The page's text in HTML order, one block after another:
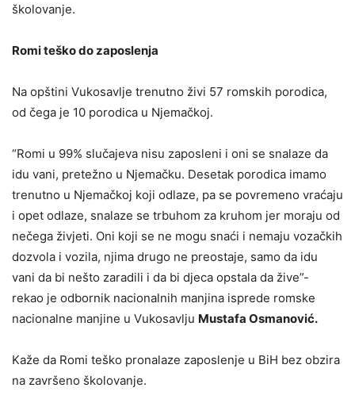
školovanje.
Romi teško do zaposlenja
Na opštini Vukosavlje trenutno živi 57 romskih porodica,
od čega je 10 porodica u Njemačkoj.
“Romi u 99% slučajeva nisu zaposleni i oni se snalaze da
idu vani, pretežno u Njemačku. Desetak porodica imamo
trenutno u Njemačkoj koji odlaze, pa se povremeno vraćaju
i opet odlaze, snalaze se trbuhom za kruhom jer moraju od
nečega živjeti. Oni koji se ne mogu snaći i nemaju vozačkih
dozvola i vozila, njima drugo ne preostaje, samo da idu
vani da bi nešto zaradili i da bi djeca opstala da žive”-
rekao je odbornik nacionalnih manjina isprede romske
nacionalne manjine u Vukosavlju Mustafa Osmanović.
Kaže da Romi teško pronalaze zaposlenje u BiH bez obzira
na završeno školovanje.